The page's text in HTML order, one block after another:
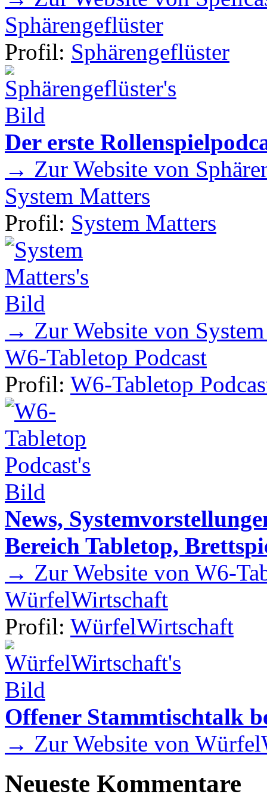
Sphärengeflüster
Profil: Sphärengeflüster
Der erste
→ Zur Website von
System Matters
Profil: System Matters
→ Zur Website von
W6-Tabletop Podcast
Profil: W6-Tabletop
News,
Bereich Tabletop,
→ Zur Website von W6-
WürfelWirtschaft
Profil: WürfelWirtschaft
Offener Stammtischtalk
→ Zur Website von
Neueste Kommentare